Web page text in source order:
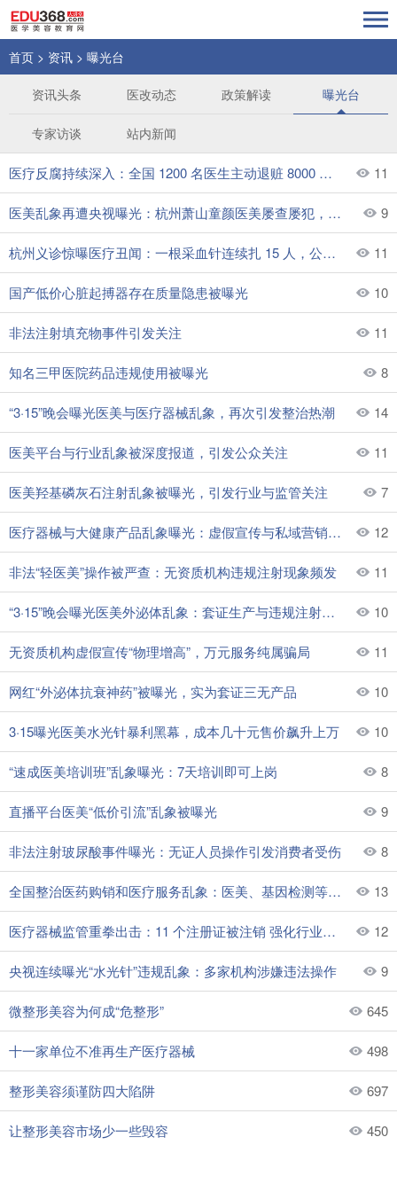
首页 > 资讯 > 曝光台
资讯头条 医改动态 政策解读 曝光台
专家访谈 站内新闻
医疗反腐持续深入：全国 1200 名医生主动退赃 8000 万，耗材回扣利益链彻底曝光 11
医美乱象再遭央视曝光：杭州萧山童颜医美屡查屡犯，跨科执业 + 病历造假被罚 9
杭州义诊惊曝医疗丑闻：一根采血针连续扎 15 人，公共卫生安全引恐慌 11
国产低价心脏起搏器存在质量隐患被曝光 10
非法注射填充物事件引发关注 11
知名三甲医院药品违规使用被曝光 8
“3·15”晚会曝光医美与医疗器械乱象，再次引发整治热潮 14
医美平台与行业乱象被深度报道，引发公众关注 11
医美羟基磷灰石注射乱象被曝光，引发行业与监管关注 7
医疗器械与大健康产品乱象曝光：虚假宣传与私域营销成重灾区 12
非法“轻医美”操作被严查：无资质机构违规注射现象频发 11
“3·15”晚会曝光医美外泌体乱象：套证生产与违规注射问题突出 10
无资质机构虚假宣传“物理增高”，万元服务纯属骗局 11
网红“外泌体抗衰神药”被曝光，实为套证三无产品 10
3·15曝光医美水光针暴利黑幕，成本几十元售价飙升上万 10
“速成医美培训班”乱象曝光：7天培训即可上岗 8
直播平台医美“低价引流”乱象被曝光 9
非法注射玻尿酸事件曝光：无证人员操作引发消费者受伤 8
全国整治医药购销和医疗服务乱象：医美、基因检测等列重点 13
医疗器械监管重拳出击：11 个注册证被注销 强化行业秩序 12
央视连续曝光“水光针”违规乱象：多家机构涉嫌违法操作 9
微整形美容为何成“危整形” 645
十一家单位不准再生产医疗器械 498
整形美容须谨防四大陷阱 697
让整形美容市场少一些毁容 450